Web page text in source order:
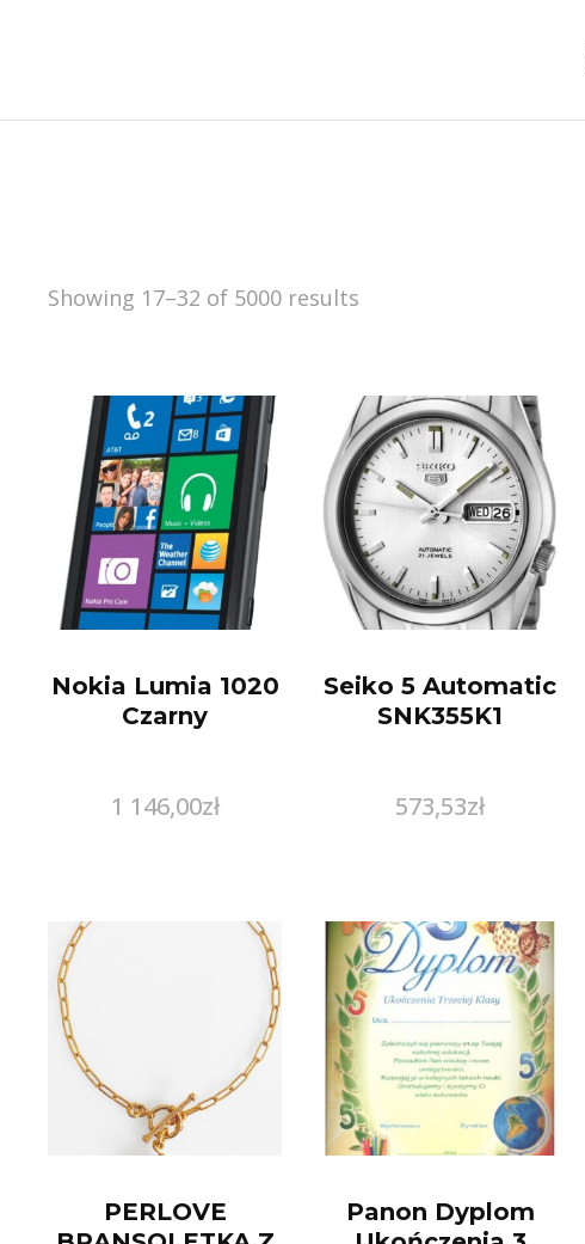
Showing 17–32 of 5000 results
Nokia Lumia 1020
Czarny
1 146,00zł
Seiko 5 Automatic
SNK355K1
573,53zł
PERLOVE
Panon Dyplom